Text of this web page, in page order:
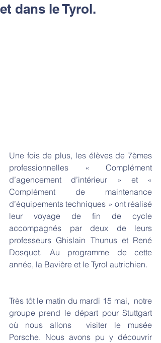
et dans le Tyrol.
Une fois de plus, les élèves de 7èmes
professionnelles « Complément
d’agencement d’intérieur » et «
Complément de maintenance
d’équipements techniques » ont réalisé
leur voyage de fin de cycle
accompagnés par deux de leurs
professeurs Ghislain Thunus et René
Dosquet. Au programme de cette
année, la Bavière et le Tyrol autrichien.
Très tôt le matin du mardi 15 mai,  notre
groupe prend le départ pour Stuttgart
où nous allons  visiter le musée
Porsche. Nous avons pu y découvrir